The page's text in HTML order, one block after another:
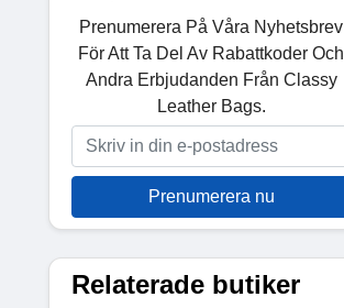
Prenumerera På Våra Nyhetsbrev
För Att Ta Del Av Rabattkoder Och
Andra Erbjudanden Från Classy
Leather Bags.
Prenumerera nu
Relaterade butiker